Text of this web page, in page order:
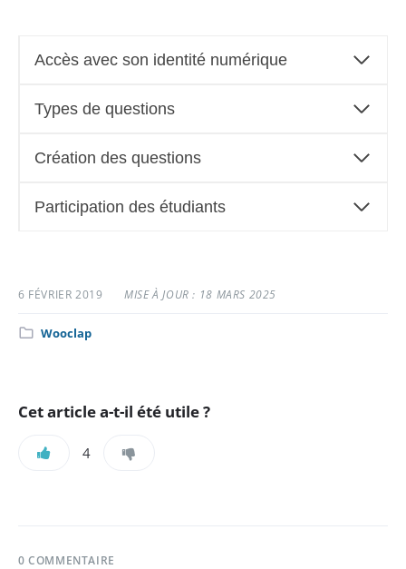
Accès avec son identité numérique
Types de questions
Création des questions
Participation des étudiants
6 FÉVRIER 2019 MISE À JOUR : 18 MARS 2025
Catégorie
Wooclap
Cet article a-t-il été utile ?
4
0 COMMENTAIRE